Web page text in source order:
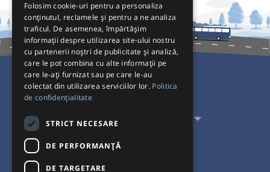
Pentru Călători
Pentru Transportatori
Interacționăm
Folosim cookie-uri pentru a personaliza
conținutul, reclamele și pentru a ne analiza
traficul. De asemenea, împărtășim
informații despre utilizarea site-ului nostru
cu partenerii noștri de publicitate și analiză,
care le pot combina cu alte informații pe
care le-ați furnizat sau pe care le-au
colectat din utilizarea serviciilor lor. Politica
de confidențialitate
STRICT NECESARE
DE PERFORMANȚĂ
DE TARGETARE